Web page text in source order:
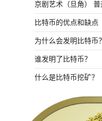
京剧艺术（旦角） 普
比特币的优点和缺点
为什么会发明比特币？
谁发明了比特币？
什么是比特币挖矿？